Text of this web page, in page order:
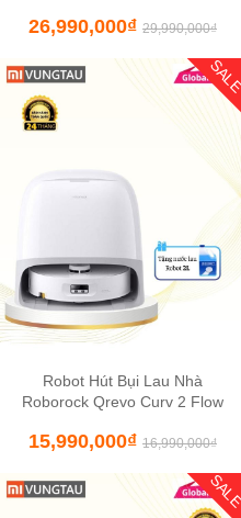
26,990,000₫ 29,990,000₫
Robot Hút Bụi Lau Nhà
Roborock Qrevo Curv 2 Flow
15,990,000₫ 16,990,000₫